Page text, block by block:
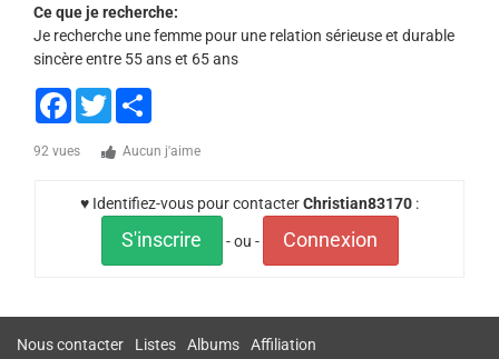
Ce que je recherche:
Je recherche une femme pour une relation sérieuse et durable
sincère entre 55 ans et 65 ans
Facebook
Twitter
92 vues Aucun j'aime
♥ Identifiez-vous pour contacterChristian83170 :
S'inscrire - ou - Connexion
Nous contacter Listes Albums Affiliation